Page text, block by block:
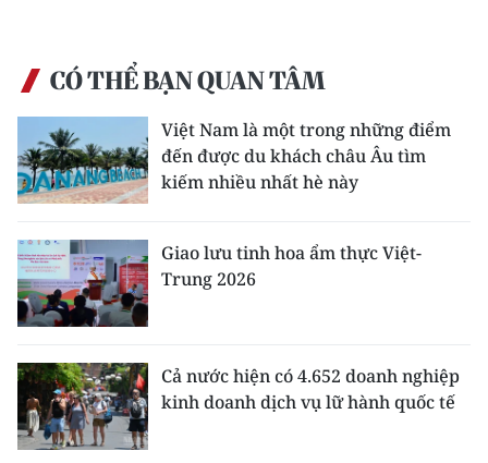
CÓ THỂ BẠN QUAN TÂM
Việt Nam là một trong những điểm
đến được du khách châu Âu tìm
kiếm nhiều nhất hè này
Giao lưu tinh hoa ẩm thực Việt-
Trung 2026
Cả nước hiện có 4.652 doanh nghiệp
kinh doanh dịch vụ lữ hành quốc tế